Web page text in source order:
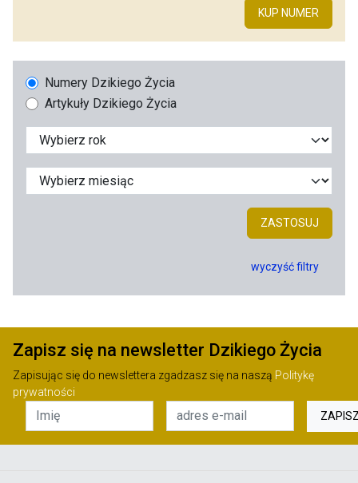
KUP NUMER
Numery Dzikiego Życia
Artykuły Dzikiego Życia
ZASTOSUJ
wyczyść filtry
Zapisz się na newsletter Dzikiego Życia
Zapisując się do newslettera zgadzasz się na naszą Politykę
prywatności